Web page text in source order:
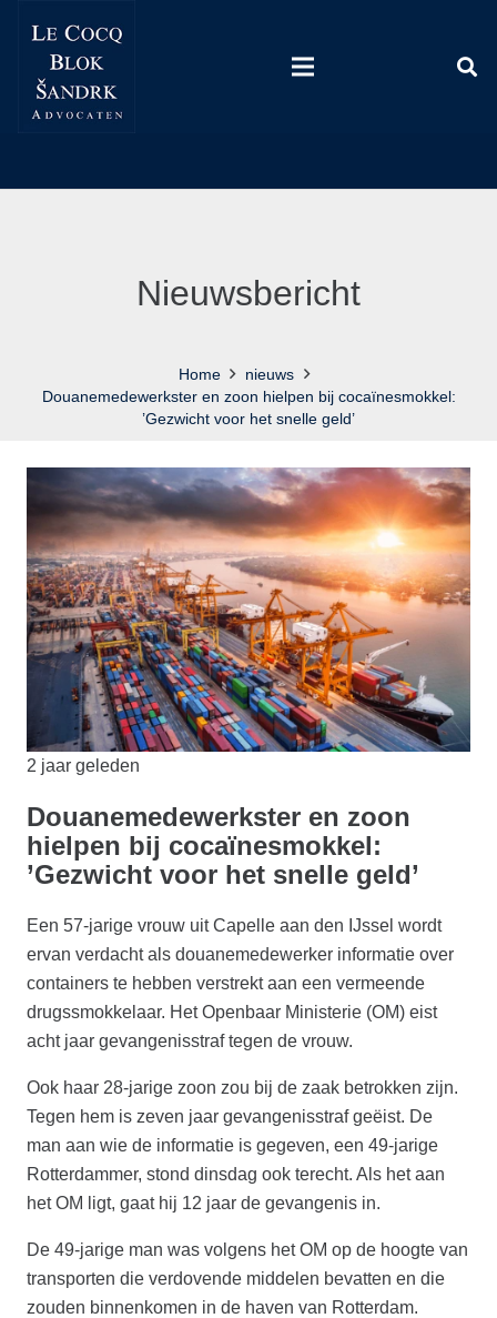
Nieuwsbericht
Home
nieuws
Douanemedewerkster en zoon hielpen bij cocaïnesmokkel:
’Gezwicht voor het snelle geld’
2 jaar geleden
Douanemedewerkster en zoon
hielpen bij cocaïnesmokkel:
’Gezwicht voor het snelle geld’
Een 57-jarige vrouw uit Capelle aan den IJssel wordt
ervan verdacht als douanemedewerker informatie over
containers te hebben verstrekt aan een vermeende
drugssmokkelaar. Het Openbaar Ministerie (OM) eist
acht jaar gevangenisstraf tegen de vrouw.
Ook haar 28-jarige zoon zou bij de zaak betrokken zijn.
Tegen hem is zeven jaar gevangenisstraf geëist. De
man aan wie de informatie is gegeven, een 49-jarige
Rotterdammer, stond dinsdag ook terecht. Als het aan
het OM ligt, gaat hij 12 jaar de gevangenis in.
De 49-jarige man was volgens het OM op de hoogte van
transporten die verdovende middelen bevatten en die
zouden binnenkomen in de haven van Rotterdam.